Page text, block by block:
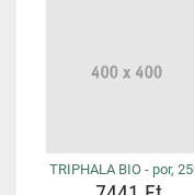
TRIPHALA BIO - por,